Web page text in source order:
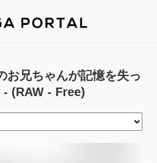
お兄ちゃんが記憶を失っ
- (RAW - Free)